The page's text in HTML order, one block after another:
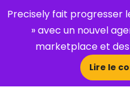
Precisely fait progresser
» avec un nouvel
marketplace et
Lire le